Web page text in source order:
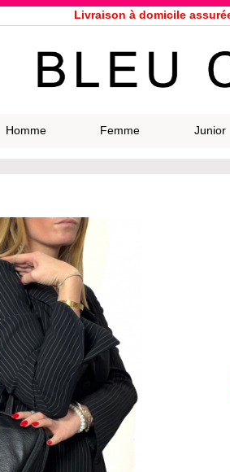
Livraison à domicile
Expédition le jour même pour toutes
33 magasins répartis dans la
Homme Femme Junior